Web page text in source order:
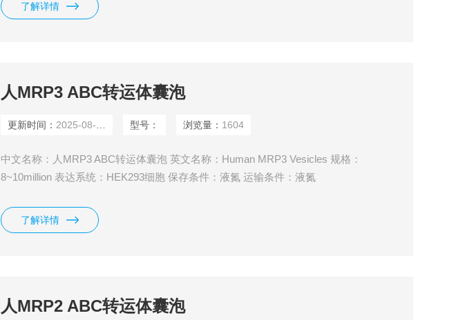
了解详情
人MRP3 ABC转运体囊泡
更新时间： 2025-08-11 型号： 浏览量： 1604
中文名称：人MRP3 ABC转运体囊泡 英文名称：Human MRP3 Vesicles 规格：
8~10million 表达系统：HEK293细胞 保存条件：液氮 运输条件：液氮
了解详情
人MRP2 ABC转运体囊泡